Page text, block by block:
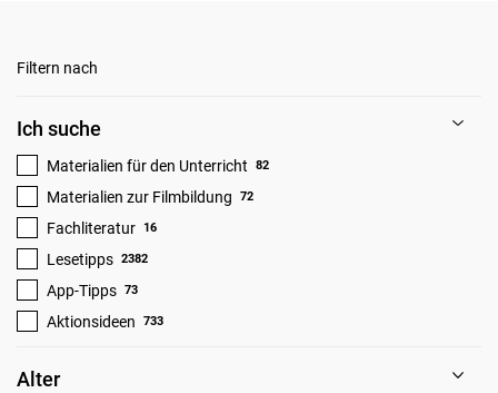
Filtern nach
Ich suche
Lesetipps 2382
App-Tipps 73
Aktionsideen 733
Materialien für den Unterricht 82
Materialien zur Filmbildung 72
Fachliteratur 16
Alter